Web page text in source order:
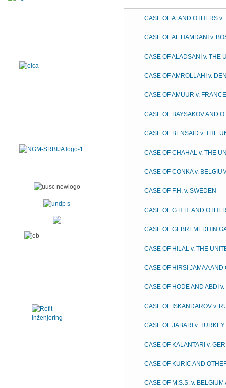
CASE OF A. AND OTHERS
CASE OF AL HAMDANI v.
CASE OF ALADSANI v. THE
CASE OF AMROLLAHI v.
CASE OF AMUUR v.
CASE OF BAYSAKOV AND
CASE OF BENSAID v. THE
CASE OF CHAHAL v. THE
CASE OF CONKA v.
CASE OF F.H. v. SWEDEN
CASE OF G.H.H. AND
CASE OF GEBREMEDHIN
CASE OF HILAL v. THE
CASE OF HIRSI JAMAA AND
CASE OF HODE AND ABDI
CASE OF ISKANDAROV v.
CASE OF JABARI v. TURKEY
CASE OF KALANTARI v.
CASE OF KURIC AND
CASE OF M.S.S. v.